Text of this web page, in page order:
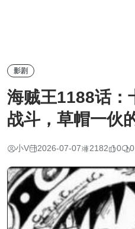
影剧
海贼王1188话：
战斗，草帽一伙
小V 2026-07-07 2182 0 0